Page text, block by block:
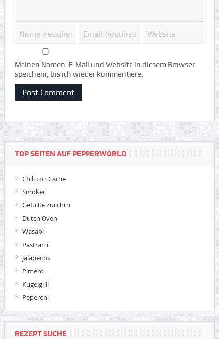
Meinen Namen, E-Mail und Website in diesem Browser
speichern, bis ich wieder kommentiere.
TOP SEITEN AUF PEPPERWORLD
Chili con Carne
Smoker
Gefüllte Zucchini
Dutch Oven
Wasabi
Pastrami
Jalapenos
Piment
Kugelgrill
Peperoni
REZEPT SUCHE